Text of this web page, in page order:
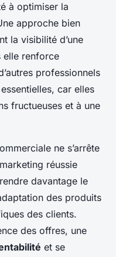
à optimiser la
approche bien
la visibilité d’une
elle renforce
professionnels
car elles
fructueuses et à une
ne s’arrête
réussie
davantage le
des produits
des clients.
des offres, une
et se